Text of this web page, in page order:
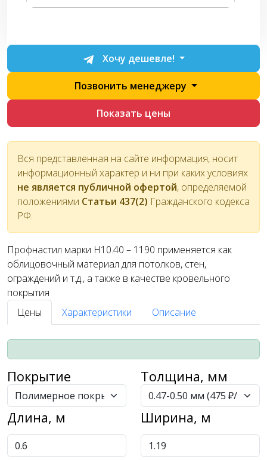
Хочу дешевле!
Позвонить менеджеру
Показать цены
Вся представленная на сайте информация, носит
информационный характер и ни при каких условиях
не является публичной офертой, определяемой
положениями Статьи 437(2) Гражданского кодекса
РФ.
Профнастил марки Н10.40 – 1190 применяется как
облицовочный материал для потолков, стен,
ограждений и т.д., а также в качестве кровельного
покрытия
Цены
Характеристики Описание
Покрытие Толщина, мм
Длина, м Ширина, м